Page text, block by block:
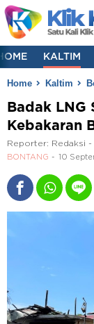
KALTIM
Home Kaltim
Badak LNG
Kebakaran
Reporter: Redaksi -
BONTANG 10